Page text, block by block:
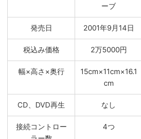
ーブ
発売日 2001年9月14日
税込み価格 2万5000円
幅×高さ×奥行
15cm×11cm×16.1
cm
CD、DVD再生 なし
接続コントロー
4つ